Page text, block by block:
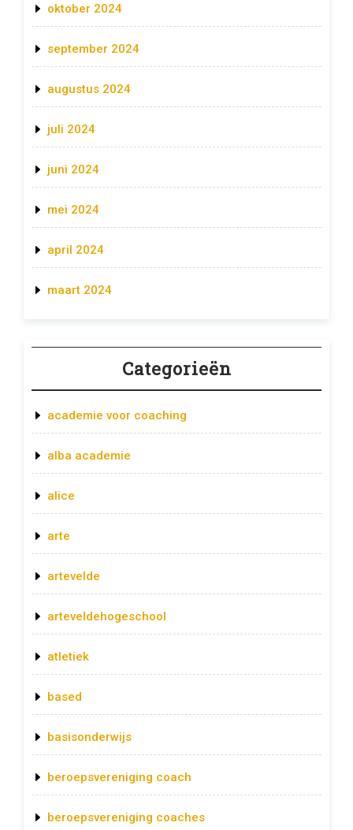
oktober 2024
september 2024
augustus 2024
juli 2024
juni 2024
mei 2024
april 2024
maart 2024
Categorieën
academie voor coaching
alba academie
alice
arte
artevelde
arteveldehogeschool
atletiek
based
basisonderwijs
beroepsvereniging coach
beroepsvereniging coaches